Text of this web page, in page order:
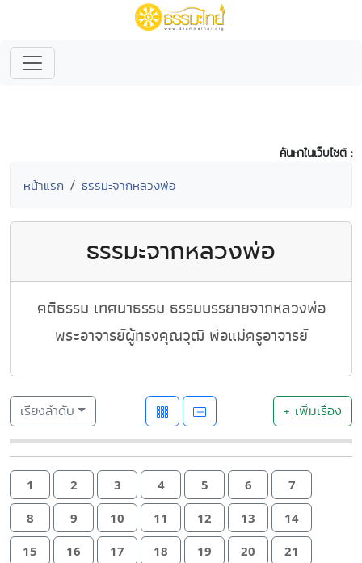
ค้นหาในเว็บไซต์ :
หน้าแรก ธรรมะจากหลวงพ่อ
ธรรมะจากหลวงพ่อ
คติธรรม เทศนาธรรม ธรรมบรรยายจากหลวงพ่อ
พระอาจารย์ผู้ทรงคุณวุฒิ พ่อแม่ครูอาจารย์
เรียงลำดับ + เพิ่มเรื่อง
1 2 3 4 5 6 7
8 9 10 11 12 13 14
15 16 17 18 19 20 21